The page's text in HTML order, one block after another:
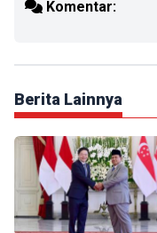
Komentar:
Berita Lainnya